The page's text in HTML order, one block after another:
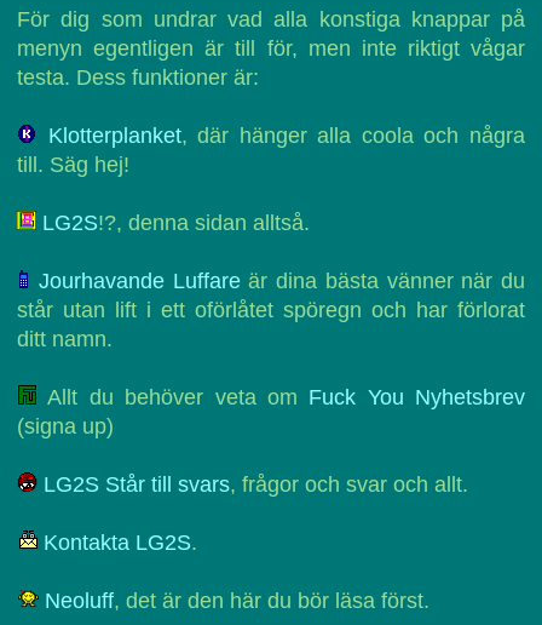
För dig som undrar vad alla konstiga knappar på
menyn egentligen är till för, men inte riktigt vågar
testa. Dess funktioner är:
Klotterplanket, där hänger alla coola och några
till. Säg hej!
LG2S!?, denna sidan alltså.
Jourhavande Luffareär dina bästa vänner när du
står utan lift i ett oförlåtet spöregn och har förlorat
ditt namn.
Allt du behöver veta om Fuck You Nyhetsbrev
(signa up)
LG2S Står till svars, frågor och svar och allt.
Kontakta LG2S.
Neoluff, det är den här du bör läsa först.